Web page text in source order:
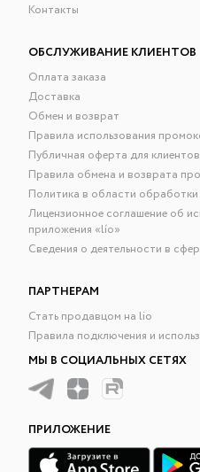
Контакты
ОБСЛУЖИВАНИЕ КЛИЕНТОВ
Оплата заказа
Доставка
Обмен и возврат
Правила использования
Публичная оферта для клиентов
Правила обмена и возврата
Политика в области
Лицензионное соглашение об
приложения «lío»
Сведения о деятельности в
ПАРТНЕРАМ
Стать продавцом на lio
Правила подключения и
МЫ В СОЦИАЛЬНЫХ СЕТЯХ
ПРИЛОЖЕНИЕ